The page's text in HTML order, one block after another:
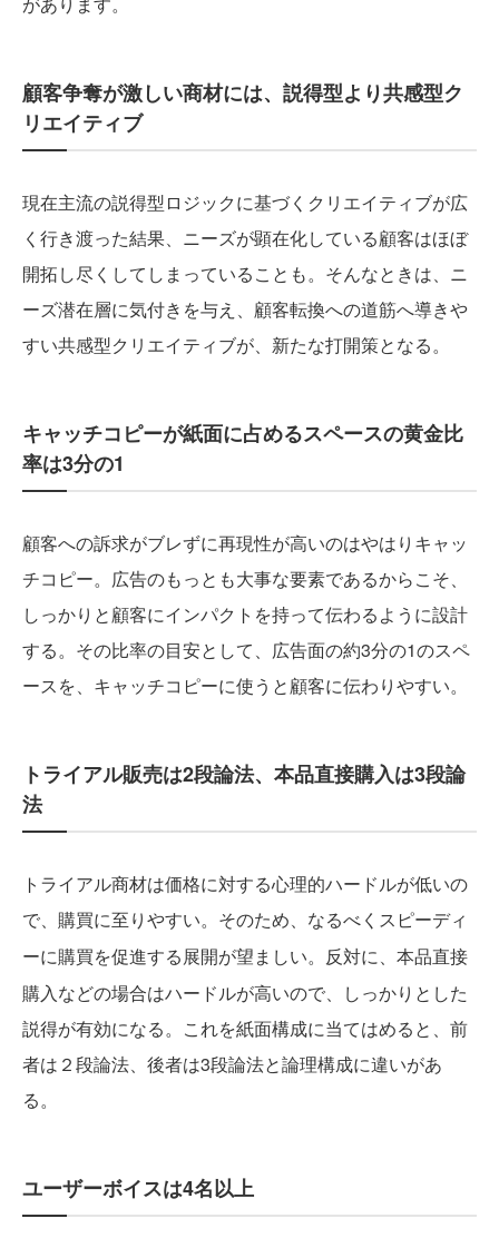
顧客争奪が激しい商材には、説得型より共感型ク
リエイティブ
現在主流の説得型ロジックに基づくクリエイティブが広
く行き渡った結果、ニーズが顕在化している顧客はほぼ
開拓し尽くしてしまっていることも。そんなときは、ニ
ーズ潜在層に気付きを与え、顧客転換への道筋へ導きや
すい共感型クリエイティブが、新たな打開策となる。
キャッチコピーが紙面に占めるスペースの黄金比
率は3分の1
顧客への訴求がブレずに再現性が高いのはやはりキャッ
チコピー。広告のもっとも大事な要素であるからこそ、
しっかりと顧客にインパクトを持って伝わるように設計
する。その比率の目安として、広告面の約3分の1のスペ
ースを、キャッチコピーに使うと顧客に伝わりやすい。
トライアル販売は2段論法、本品直接購入は3段論
法
トライアル商材は価格に対する心理的ハードルが低いの
で、購買に至りやすい。
そのため、なるべくスピーディ
ーに購買を促進する展開が望ましい。
反対に、本品直接
購入などの場合はハードルが高いので、しっかりとした
説得が有効になる。これを紙面構成に当てはめると、前
者は２段論法、後者は3段論法と論理構成に違いがあ
る。
ユーザーボイスは4名以上